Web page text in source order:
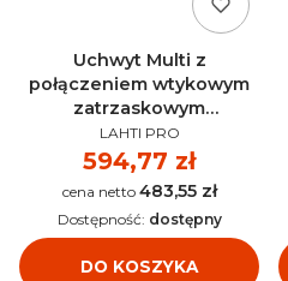
Uchwyt Multi z
połączeniem wtykowym
zatrzaskowym
Schweisskraft - 1711601
PRODUCENT
LAHTI PRO
Cena
594,77 zł
Cena 483,55 zł
DO KOSZYKA
Dostępność: dostępny